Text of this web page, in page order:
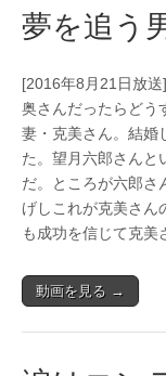
夢を追う
[2016年8月21日放
奥さんだったらどう
妻・克美さん。結婚
た。望月六郎さんと
だ。ところが六郎さ
げしこれが克美さん
も成功を信じて克美
動画を見る →